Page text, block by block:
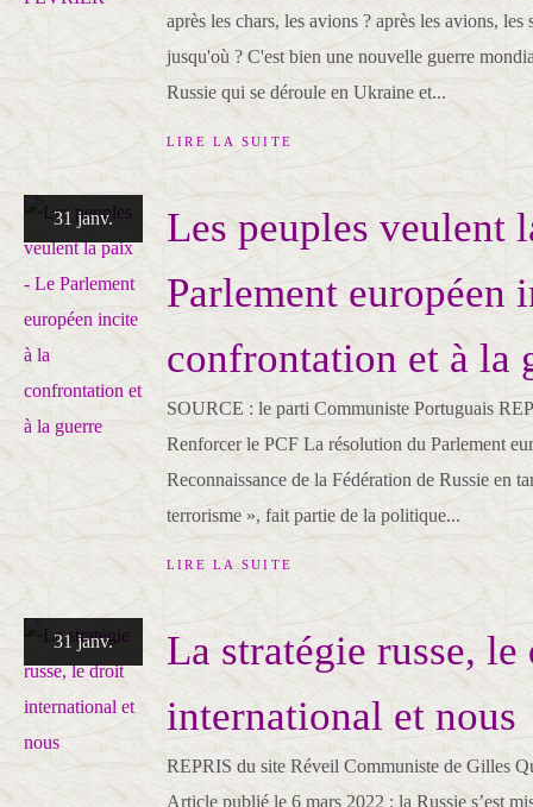
après les chars, les avions ? après les avions, les
jusqu'où ? C'est bien une nouvelle guerre
Russie qui se déroule en Ukraine et...
LIRE LA SUITE
31 janv.
Les peuples veulent
Parlement européen
confrontation et à la
SOURCE : le parti Communiste Portuguais
Renforcer le PCF La résolution du Parlement
Reconnaissance de la Fédération de Russie en
terrorisme », fait partie de la politique...
LIRE LA SUITE
31 janv.
La stratégie russe,
international et nous
REPRIS du site Réveil Communiste de Gilles
Article publié le 6 mars 2022 : la Russie s’est